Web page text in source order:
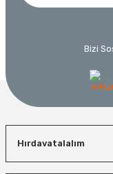
Bizi
Hırdavatalalım